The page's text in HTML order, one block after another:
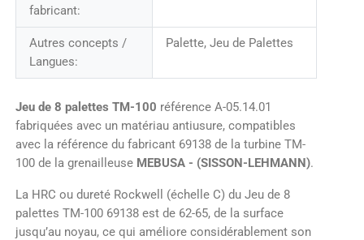
fabricant:
Autres concepts /
Langues:
Palette, Jeu de Palettes
Jeu de 8 palettes TM-100 référence A-05.14.01
fabriquées avec un matériau antiusure, compatibles
avec la référence du fabricant 69138 de la turbine TM-
100 de la grenailleuse MEBUSA - (SISSON-LEHMANN).
La HRC ou dureté Rockwell (échelle C) du Jeu de 8
palettes TM-100 69138 est de 62-65, de la surface
jusqu’au noyau, ce qui améliore considérablement son